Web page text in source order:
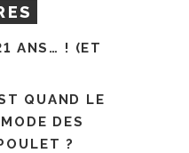
ANS… ! (ET
QUAND LE
DES
?